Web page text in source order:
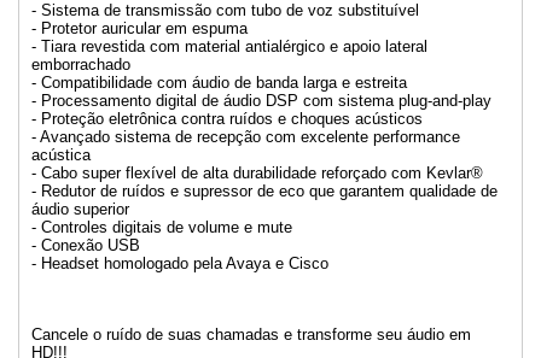
- Sistema de transmissão com tubo de voz substituível
- Protetor auricular em espuma
- Tiara revestida com material antialérgico e apoio lateral
emborrachado
- Compatibilidade com áudio de banda larga e estreita
- Processamento digital de áudio DSP com sistema plug-and-play
- Proteção eletrônica contra ruídos e choques acústicos
- Avançado sistema de recepção com excelente performance
acústica
- Cabo super flexível de alta durabilidade reforçado com Kevlar®
- Redutor de ruídos e supressor de eco que garantem qualidade de
áudio superior
- Controles digitais de volume e mute
- Conexão USB
- Headset homologado pela Avaya e Cisco
Cancele o ruído de suas chamadas e transforme seu áudio em
HD!!!